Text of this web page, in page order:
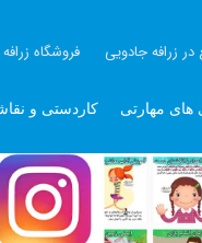
در زرافه جادویی فروشگاه
های مهارتی کاردستی و